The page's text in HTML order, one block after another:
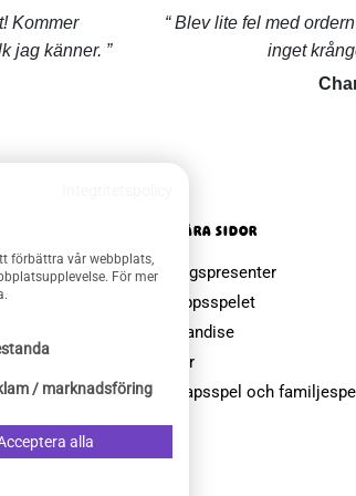
Kommer
jag känner.
Blev lite fel med
inget
POPULÄRA SIDOR
Farsdagspresenter
Julklappsspelet
Merchandise
Muggar
Sällskapsspel och familjespel
förbättra vår webbplats,
För mer
/ marknadsföring
alla